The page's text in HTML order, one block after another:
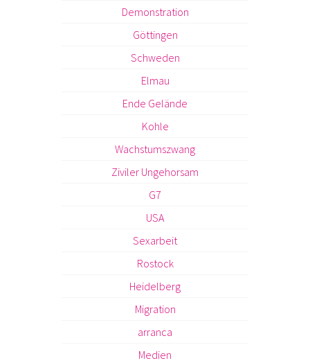
Demonstration
Göttingen
Schweden
Elmau
Ende Gelände
Kohle
Wachstumszwang
Ziviler Ungehorsam
G7
USA
Sexarbeit
Rostock
Heidelberg
Migration
arranca
Medien